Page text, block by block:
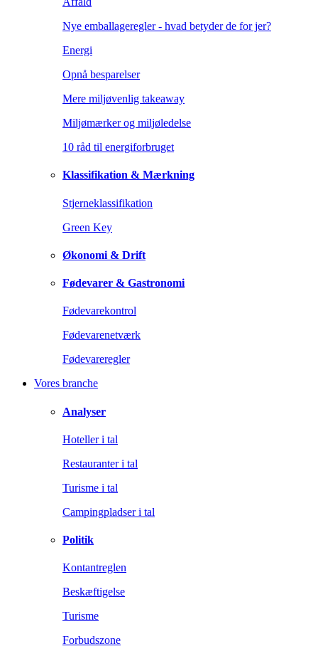
Nye emballageregler - hvad betyder de for jer?
Energi
Opnå besparelser
Mere miljøvenlig takeaway
Miljømærker og miljøledelse
10 råd til energiforbruget
Klassifikation & Mærkning
Stjerneklassifikation
Green Key
Økonomi & Drift
Fødevarer & Gastronomi
Fødevarekontrol
Fødevarenetværk
Fødevareregler
Vores branche
Analyser
Hoteller i tal
Restauranter i tal
Turisme i tal
Campingpladser i tal
Politik
Kontantreglen
Beskæftigelse
Turisme
Forbudszone